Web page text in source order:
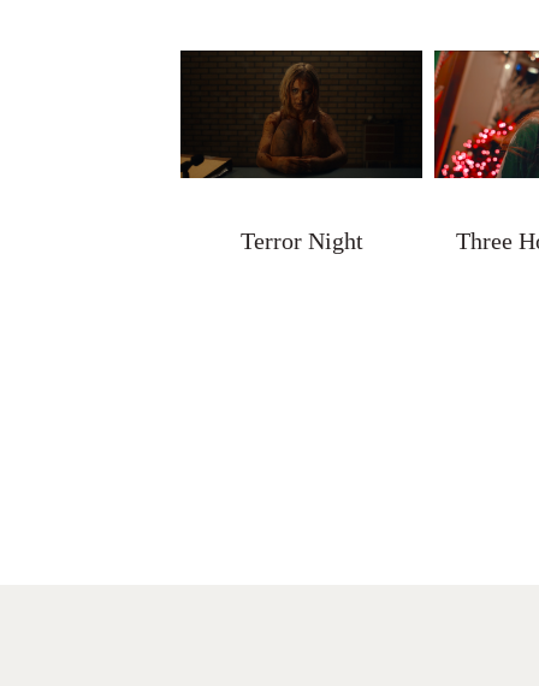
Terror Night Three